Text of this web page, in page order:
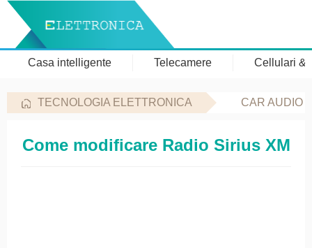
Casa intelligente Telecamere Cellulari &
TECNOLOGIA ELETTRONICA CAR AUDIO
Come modificare Radio Sirius XM